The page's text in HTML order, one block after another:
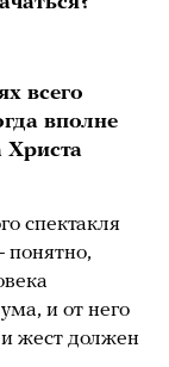
всего
вполне
Христа
спектакля
понятно,
и от него
жест должен